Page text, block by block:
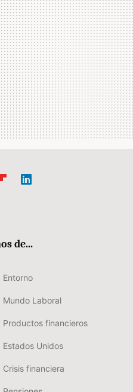
de...
Entorno
Mundo Laboral
Productos financieros
Estados Unidos
Crisis financiera